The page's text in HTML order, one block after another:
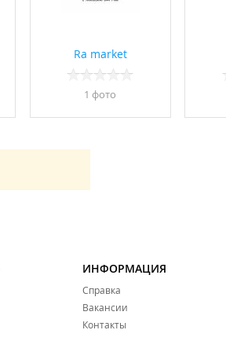
Ra market
1 фото
ИНФОРМАЦИЯ
Справка
Вакансии
Контакты